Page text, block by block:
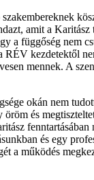
amit a
a függőség nem
RÉV kezdetektől
mennek. A
okán nem
öröm és
és egy
a működés